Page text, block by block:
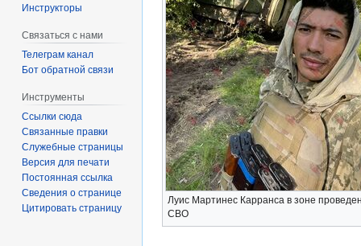
Луис Мартинес Карранса в зоне
СВО
Инструкторы
Связаться с нами
Телеграм канал
Бот обратной связи
Инструменты
Ссылки сюда
Связанные правки
Служебные страницы
Версия для печати
Постоянная ссылка
Сведения о странице
Цитировать страницу